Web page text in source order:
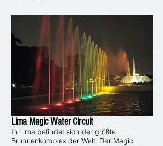
Lima Magic Water Circuit
In Lima befindet sich der größte
Brunnenkomplex der Welt. Der Magic